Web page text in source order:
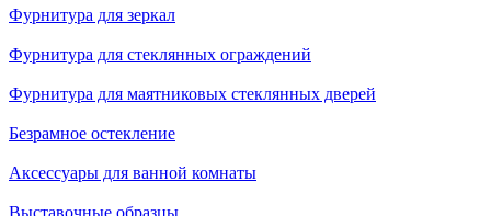
Фурнитура для зеркал
Фурнитура для стеклянных ограждений
Фурнитура для маятниковых стеклянных дверей
Безрамное остекление
Аксессуары для ванной комнаты
Выставочные образцы